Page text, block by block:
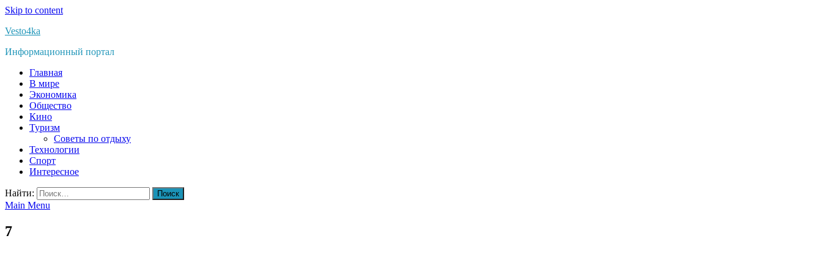
Skip to content
Vesto4ka
Информационный портал
Главная
В мире
Экономика
Общество
Кино
Туризм
Советы по отдыху
Технологии
Спорт
Интересное
Найти:
Main Menu
7